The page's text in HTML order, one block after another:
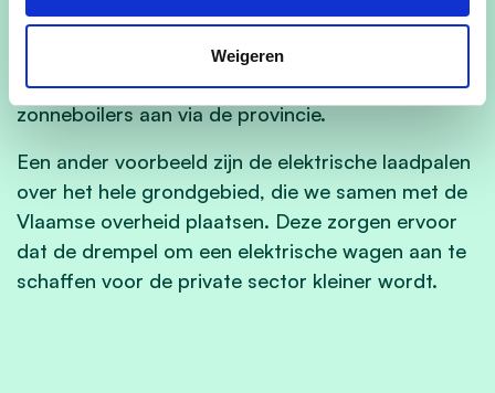
Weigeren
Samen met andere spelers werken we verder
samen. Een mooi voorbeeld zijn de
groepsaankopen van zonnepanelen en
zonneboilers aan via de provincie.
Een ander voorbeeld zijn de elektrische laadpalen
over het hele grondgebied, die we samen met de
Vlaamse overheid plaatsen. Deze zorgen ervoor
dat de drempel om een elektrische wagen aan te
schaffen voor de private sector kleiner wordt.